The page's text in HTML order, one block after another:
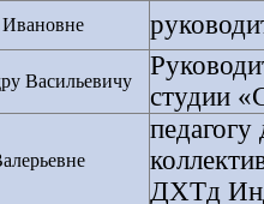
Васильевичу
студии
ДХТд